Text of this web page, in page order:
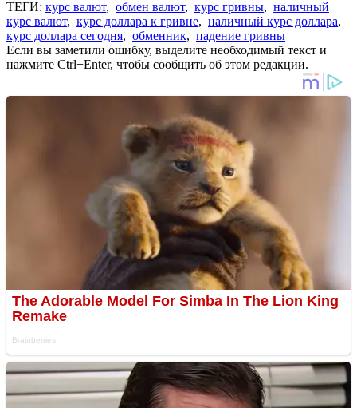
ТЕГИ: курс валют, обмен валют, курс гривны, наличный
курс валют, курс доллара к гривне, наличный курс доллара,
курс доллара сегодня, обменник, падение гривны
Если вы заметили ошибку, выделите необходимый текст и
нажмите Ctrl+Enter, чтобы сообщить об этом редакции.